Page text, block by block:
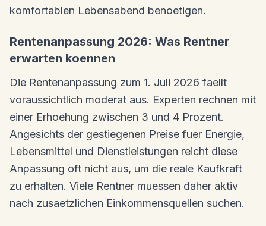
komfortablen Lebensabend benoetigen.
Rentenanpassung 2026: Was Rentner
erwarten koennen
Die Rentenanpassung zum 1. Juli 2026 faellt
voraussichtlich moderat aus. Experten rechnen mit
einer Erhoehung zwischen 3 und 4 Prozent.
Angesichts der gestiegenen Preise fuer Energie,
Lebensmittel und Dienstleistungen reicht diese
Anpassung oft nicht aus, um die reale Kaufkraft
zu erhalten. Viele Rentner muessen daher aktiv
nach zusaetzlichen Einkommensquellen suchen.